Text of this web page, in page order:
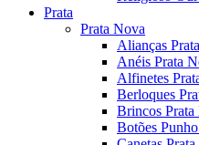
Prata
Prata Nova
Alianças
Anéis Prata
Alfinetes
Berloques
Brincos Prata
Botões